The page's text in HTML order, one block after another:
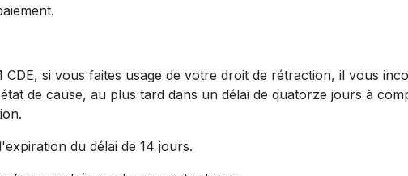
si vous faites usage de votre droit de rétraction, il vous
de cause, au plus tard dans un délai de quatorze jours à
du délai de 14 jours.